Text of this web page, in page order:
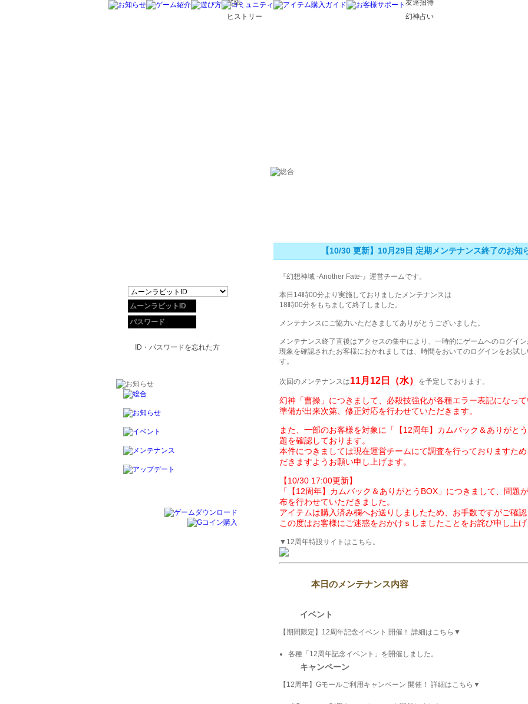
壁紙
ヒストリー
友達招待
幻神占い
【10/30 更新】10月29日 定期メンテナンス終了のお知
『幻想神域 -Another Fate-』運営チームです。
本日14時00分より実施しておりましたメンテナンスは
18時00分をもちまして終了しました。
メンテナンスにご協力いただきましてありがとうございました。
メンテナンス終了直後はアクセスの集中により、一時的にゲームへのログイ
現象を確認されたお客様におかれましては、時間をおいてのログインをお試
す。
次回のメンテナンスは11月12日（水） を予定しております。
幻神「曹操」につきまして、必殺技強化が各種エラー表記になって
準備が出来次第、修正対応を行わせていただきます。
また、一部のお客様を対象に「【12周年】カムバック＆ありがと
題を確認しております。
本件につきましては現在運営チームにて調査を行っておりますた
だきますようお願い申し上げます。
【10/30 17:00更新】
「【12周年】カムバック＆ありがとうBOX」につきまして、問題
布を行わせていただきました。
アイテムは購入済み欄へお送りしましたため、お手数ですがご確認
この度はお客様にご迷惑をおかけｓしましたことをお詫び申し上げ
▼12周年特設サイトはこちら。
本日のメンテナンス内容
イベント
【期間限定】12周年記念イベント 開催！ 詳細はこちら▼
各種「12周年記念イベント」を開催しました。
キャンペーン
【12周年】Gモールご利用キャンペーン 開催！ 詳細はこちら▼
ID・パスワードを忘れた方